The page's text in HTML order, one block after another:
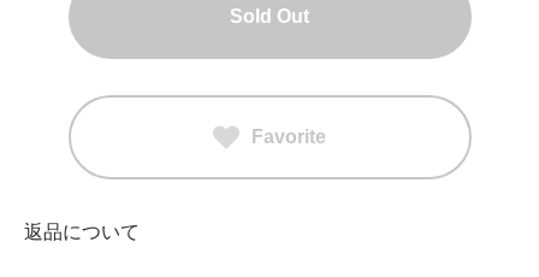
Sold Out
Favorite
返品について